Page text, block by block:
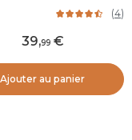
(4)
39,99
Ajouter au panier